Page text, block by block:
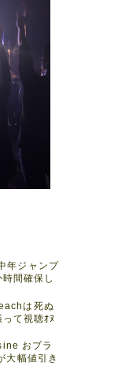
年ジャンプ
間確保し
は死ぬ
て視聴ｵﾇ
おプラ
大幅値引き